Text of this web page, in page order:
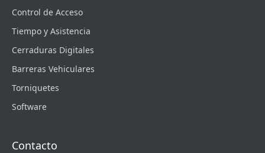
Control de Acceso
Tiempo y Asistencia
Cerraduras Digitales
Barreras Vehiculares
Torniquetes
Software
Contacto